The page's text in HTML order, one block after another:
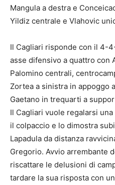
Mangula a destra e
Yildiz centrale e Vlahovic
Il Cagliari risponde con il 4-
asse difensivo a quattro con
Palomino centrali,
Zortea a sinistra in appoggo
Gaetano in trequarti a
Il Cagliari vuole regalarsi
il colpaccio e lo dimostra
Lapadula da distanza
Gregorio. Avvio arrembante
riscattare le delusioni di
tardare la sua risposta con